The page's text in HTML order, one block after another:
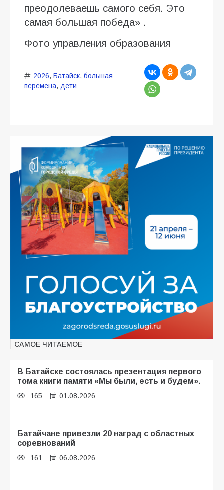
преодолеваешь самого себя. Это
самая большая победа» .
Фото управления образования
2026, Батайск, большая
перемена, дети
САМОЕ ЧИТАЕМОЕ
В Батайске состоялась презентация первого
тома книги памяти «Мы были, есть и будем».
165 01.08.2026
Батайчане привезли 20 наград с областных
соревнований
161 06.08.2026